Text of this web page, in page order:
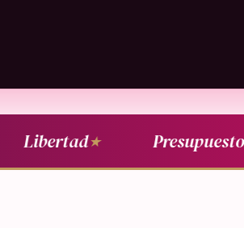
Libertad★ Presupuesto★